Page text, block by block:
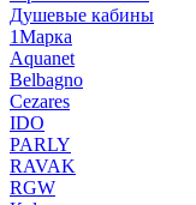
Душевые кабины
1Марка
Aquanet
Belbagno
Cezares
IDO
PARLY
RAVAK
RGW